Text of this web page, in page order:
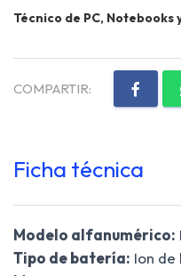
Técnico de PC, Notebooks
COMPARTIR:
Ficha técnica
Modelo alfanumérico:
Tipo de batería: Ion de